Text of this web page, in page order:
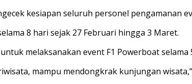
kesiapan seluruh personel pengamanan
8 hari sejak 27 Februari hingga 3 Maret.
melaksanakan event F1 Powerboat
mampu mendongkrak kunjungan